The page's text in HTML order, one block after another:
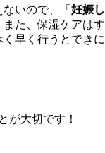
いので、「 妊娠し
また、保湿ケアはす
早く行うとできに
が大切です！